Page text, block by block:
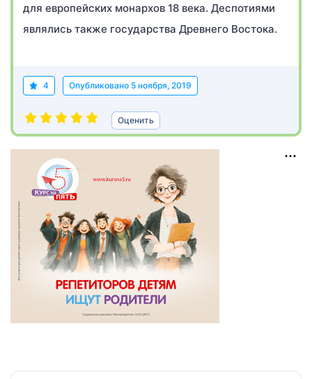
для европейских монархов 18 века. Деспотиями
являлись также государства Древнего Востока.
4 Опубликовано 5 ноября, 2019
Оценить